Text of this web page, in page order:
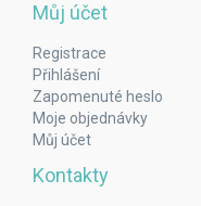
Můj účet
Registrace
Přihlášení
Zapomenuté heslo
Moje objednávky
Můj účet
Kontakty